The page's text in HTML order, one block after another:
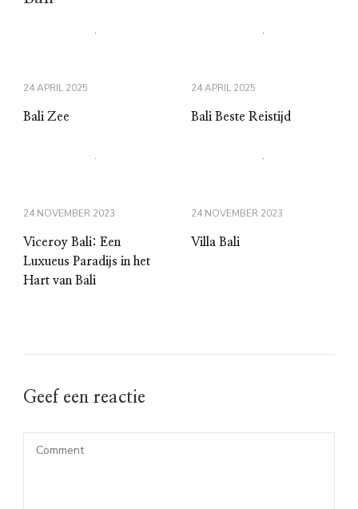
24 APRIL 2025
Bali Zee
24 APRIL 2025
Bali Beste Reistijd
24 NOVEMBER 2023
Viceroy Bali: Een
Luxueus Paradijs in het
Hart van Bali
24 NOVEMBER 2023
Villa Bali
Geef een reactie